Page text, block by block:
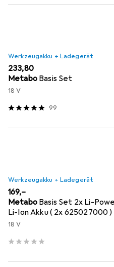
Werkzeugakku + Ladegerät
EUR
233,80
Metabo Basis Set
18 V
99
Werkzeugakku + Ladegerät
EUR
169,–
Metabo Basis Set 2x Li-
Li-Ion Akku ( 2x 625027000 )
18 V